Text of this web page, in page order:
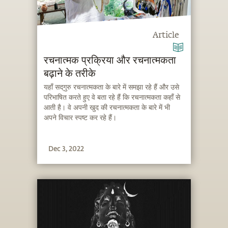
Article
रचनात्मक प्रक्रिया और रचनात्मकता
बढ़ाने के तरीके
यहाँ सद्‌गुरु रचनात्मकता के बारे में समझा रहे हैं और उसे
परिभाषित करते हुए वे बता रहे हैं कि रचनात्मकता कहाँ से
आती है। वे अपनी खुद की रचनात्मकता के बारे में भी
अपने विचार स्पष्ट कर रहे हैं।
Dec 3, 2022